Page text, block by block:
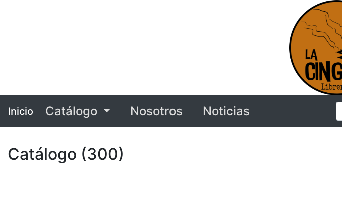
Inicio Catálogo Nosotros Noticias
Catálogo (300)